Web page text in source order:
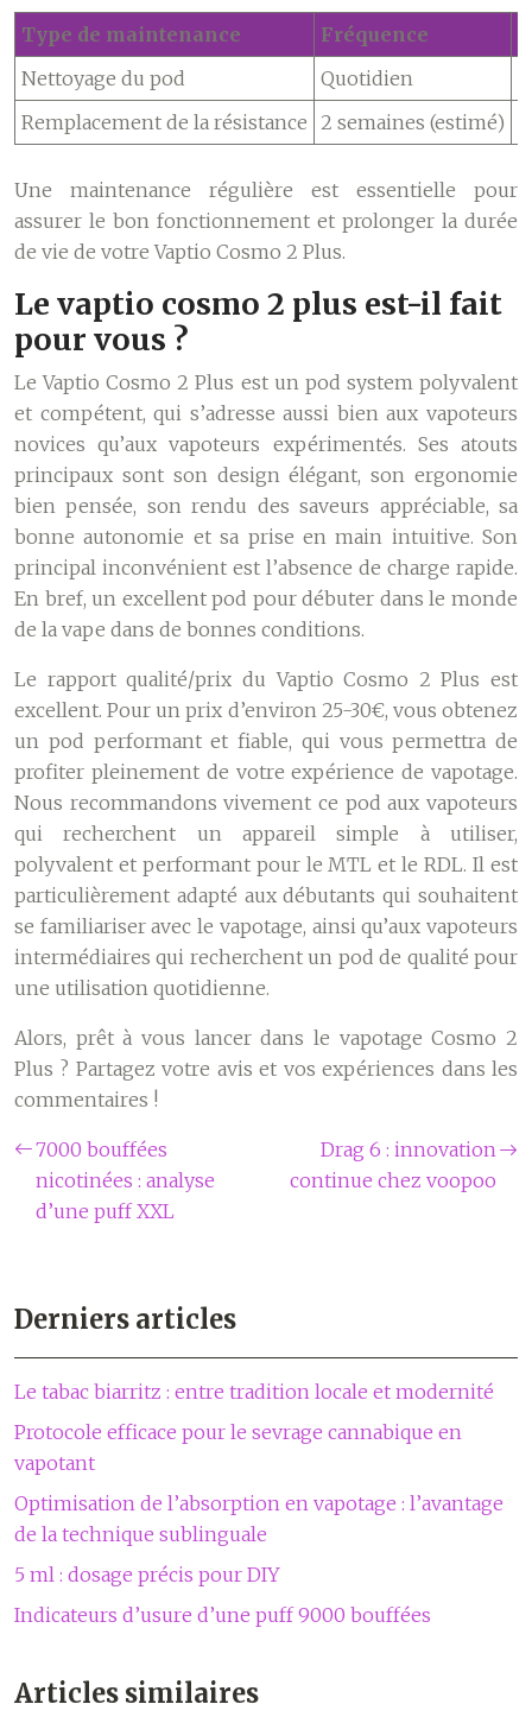
Type de maintenance Fréquence
Nettoyage du pod
Quotidien
Remplacement de la résistance 2 semaines (estimé)
Une maintenance régulière est essentielle pour
assurer le bon fonctionnement et prolonger la durée
de vie de votre Vaptio Cosmo 2 Plus.
Le vaptio cosmo 2 plus est-il fait
pour vous ?
Le Vaptio Cosmo 2 Plus est un pod system polyvalent
et compétent, qui s’adresse aussi bien aux vapoteurs
novices qu’aux vapoteurs expérimentés. Ses atouts
principaux sont son design élégant, son ergonomie
bien pensée, son rendu des saveurs appréciable, sa
bonne autonomie et sa prise en main intuitive. Son
principal inconvénient est l’absence de charge rapide.
En bref, un excellent pod pour débuter dans le monde
de la vape dans de bonnes conditions.
Le rapport qualité/prix du Vaptio Cosmo 2 Plus est
excellent. Pour un prix d’environ 25-30€, vous obtenez
un pod performant et fiable, qui vous permettra de
profiter pleinement de votre expérience de vapotage.
Nous recommandons vivement ce pod aux vapoteurs
qui recherchent un appareil simple à utiliser,
polyvalent et performant pour le MTL et le RDL. Il est
particulièrement adapté aux débutants qui souhaitent
se familiariser avec le vapotage, ainsi qu’aux vapoteurs
intermédiaires qui recherchent un pod de qualité pour
une utilisation quotidienne.
Alors, prêt à vous lancer dans le vapotage Cosmo 2
Plus ? Partagez votre avis et vos expériences dans les
commentaires !
7000 bouffées
nicotinées : analyse
d’une puff XXL
Drag 6 : innovation
continue chez voopoo
Derniers articles
Le tabac biarritz : entre tradition locale et modernité
Protocole efficace pour le sevrage cannabique en
vapotant
Optimisation de l’absorption en vapotage : l’avantage
de la technique sublinguale
5 ml : dosage précis pour DIY
Indicateurs d’usure d’une puff 9000 bouffées
Articles similaires